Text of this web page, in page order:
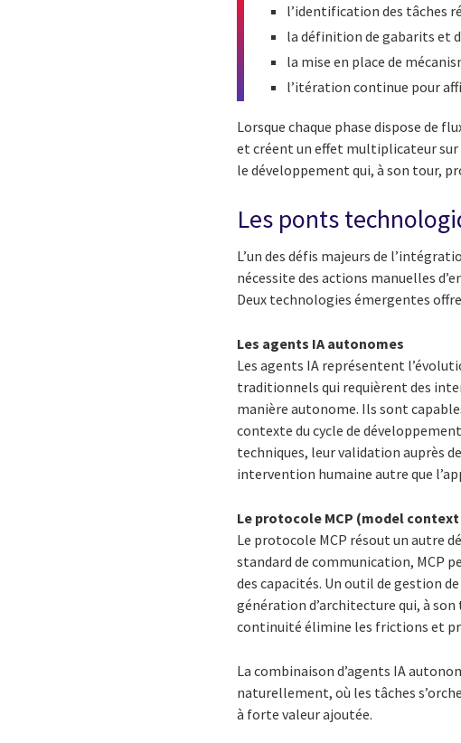
l’identification des tâches
la définition de gabarits et
la mise en place de
l’itération continue pour
Lorsque chaque phase dispose de
et créent un effet multiplicateur sur
le développement qui, à son tour,
Les ponts
L’un des défis majeurs de
nécessite des actions manuelles
Deux technologies émergentes
Les agents IA autonomes
Les agents IA représentent
traditionnels qui requièrent des
manière autonome. Ils sont
contexte du cycle de
techniques, leur validation auprès
intervention humaine autre que
Le protocole MCP (model
Le protocole MCP résout un autre
standard de communication, MCP
des capacités. Un outil de gestion
génération d’architecture qui, à
continuité élimine les frictions et
La combinaison d’agents IA
naturellement, où les tâches
à forte valeur ajoutée.